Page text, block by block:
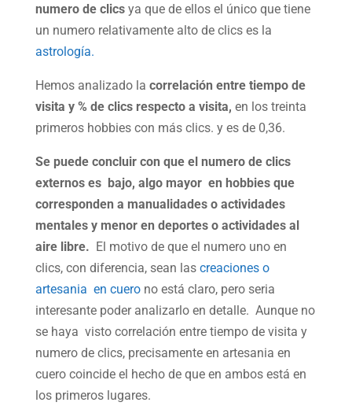
numero de clicsya que de ellos el único que tiene
un numero relativamente alto de clics es la
astrología.
Hemos analizado la correlación entre tiempo de
visita y % de clics respecto a visita, en los treinta
primeros hobbies con más clics. y es de 0,36.
Se puede concluir con que el numero de clics
externos es bajo, algo mayor en hobbies que
corresponden a manualidades o actividades
mentales y menor en deportes o actividades al
aire libre. El motivo de que el numero uno en
clics, con diferencia, sean las creaciones o
artesania en cuerono está claro, pero seria
interesante poder analizarlo en detalle. Aunque no
se haya visto correlación entre tiempo de visita y
numero de clics, precisamente en artesania en
cuero coincide el hecho de que en ambos está en
los primeros lugares.